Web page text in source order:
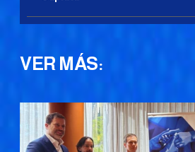
VER MÁS: